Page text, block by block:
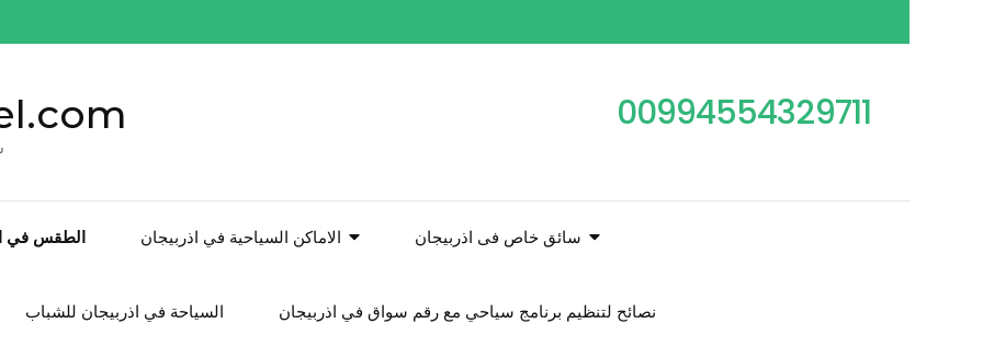
00994554329711
الطقس في الاماكن السياحية في اذربيجان سائق خاص فى اذربيجان
السياحة في اذربيجان للشباب نصائح لتنظيم برنامج سياحي مع رقم سواق في اذربيجان